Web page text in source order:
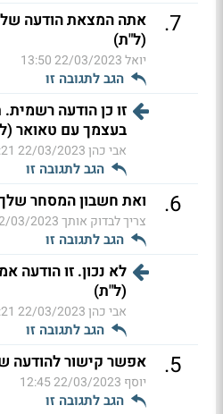
7
.
אתה המצאת הודעה של
(ל"ת)
יואל22/03/2023 13:50
הגב לתגובה זו
זו כן הודעה
בעצמך עם טאואר
אבי כהן22/03/2023 16:21
הגב לתגובה זו
6
. ואת חשבון המסחר
צריך לבדוק אותך2023 12:54
הגב לתגובה זו
לא נכון. זו הודעה
(ל"ת)
אבי כהן22/03/2023 16:21
הגב לתגובה זו
5
. אפשר קישור להודעה
יוסף 22/03/2023 12:45
הגב לתגובה זו